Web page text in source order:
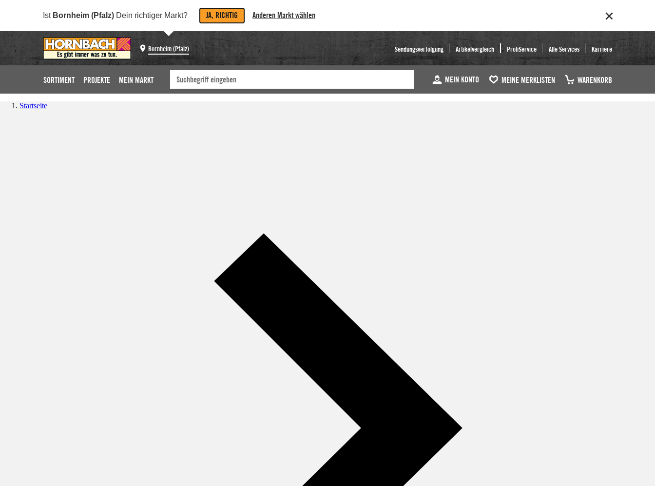
Ist Bornheim (Pfalz) Dein richtiger Markt? JA, RICHTIG Anderen Markt wählen
Bornheim (Pfalz) Sendungsverfolgung Artikelvergleich ProfiService Alle Services Karriere
SORTIMENT PROJEKTE MEIN MARKT MEIN KONTO MEINE MERKLISTEN WARENKORB
Startseite